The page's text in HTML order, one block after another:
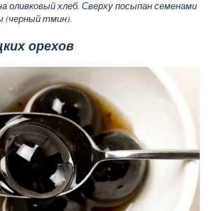
оливковый хлеб. Сверху посыпан семенами
(черный тмин).
орехов